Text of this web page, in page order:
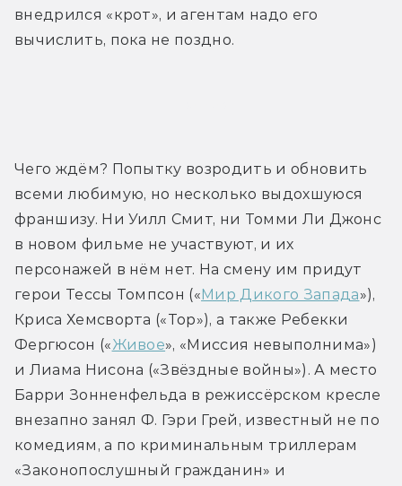
внедрился «крот», и агентам надо его
вычислить, пока не поздно.
Чего ждём? Попытку возродить и обновить
всеми любимую, но несколько выдохшуюся
франшизу. Ни Уилл Смит, ни Томми Ли Джонс
в новом фильме не участвуют, и их
персонажей в нём нет. На смену им придут
герои Тессы Томпсон (« Мир Дикого Запада»),
Криса Хемсворта («Тор»), а также Ребекки
Фергюсон («Живое», «Миссия невыполнима»)
и Лиама Нисона («Звёздные войны»). А место
Барри Зонненфельда в режиссёрском кресле
внезапно занял Ф. Гэри Грей, известный не по
комедиям, а по криминальным триллерам
«Законопослушный гражданин» и